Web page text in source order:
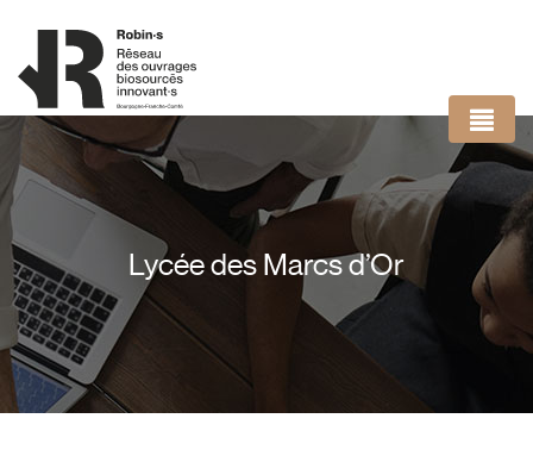
Lycée des Marcs d’Or